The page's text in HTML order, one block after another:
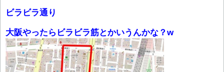
ビラビラ通り
大阪やったらビラビラ筋とかいうんかな？w